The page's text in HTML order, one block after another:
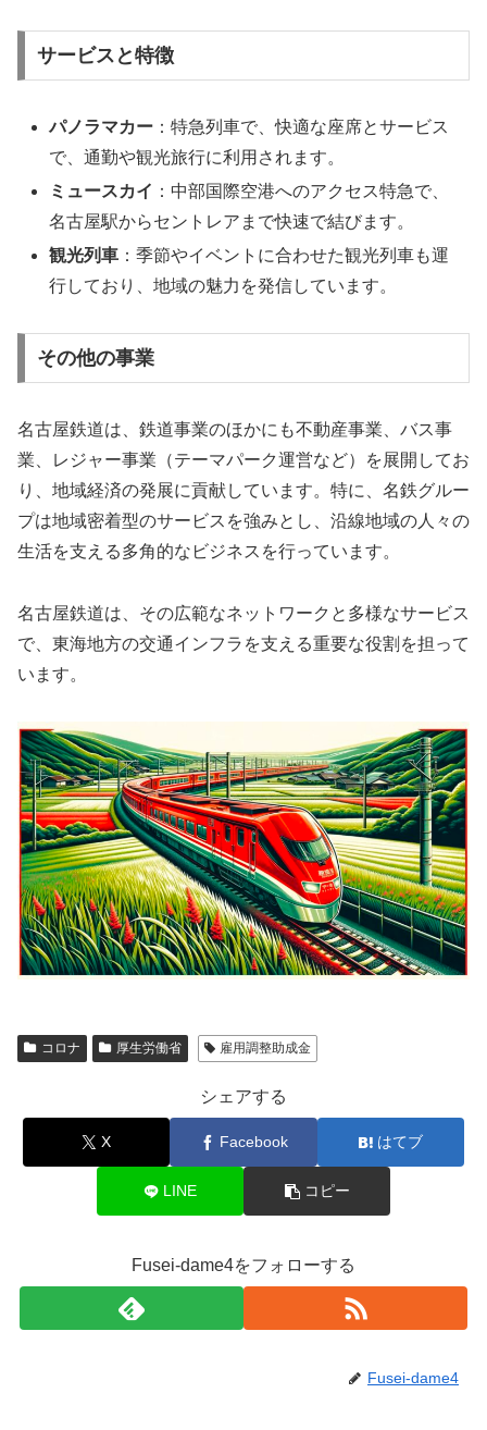
サービスと特徴
パノラマカー ：特急列車で、快適な座席とサービス
で、通勤や観光旅行に利用されます。
ミュースカイ ：中部国際空港へのアクセス特急で、
名古屋駅からセントレアまで快速で結びます。
観光列車 ：季節やイベントに合わせた観光列車も運
行しており、地域の魅力を発信しています。
その他の事業
名古屋鉄道は、鉄道事業のほかにも不動産事業、バス事
業、レジャー事業（テーマパーク運営など）を展開してお
り、地域経済の発展に貢献しています。特に、名鉄グルー
プは地域密着型のサービスを強みとし、沿線地域の人々の
生活を支える多角的なビジネスを行っています。
名古屋鉄道は、その広範なネットワークと多様なサービス
で、東海地方の交通インフラを支える重要な役割を担って
います。
コロナ 厚生労働省 雇用調整助成金
シェアする
X Facebook はてブ
LINE コピー
Fusei-dame4をフォローする
Fusei-dame4